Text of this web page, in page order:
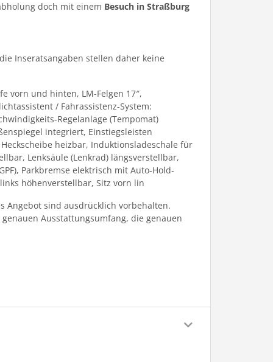
doch mit einem Besuch in Straßburg
Inseratsangaben stellen daher keine
vorn und hinten, LM-Felgen 17″,
/ Fahrassistenz-System:
Regelanlage (Tempomat)
integriert, Einstiegsleisten
heizbar, Induktionsladeschale für
Lenksäule (Lenkrad) längsverstellbar,
Parkbremse elektrisch mit Auto-Hold-
höhenverstellbar, Sitz vorn lin
Angebot sind ausdrücklich vorbehalten.
Ausstattungsumfang, die genauen